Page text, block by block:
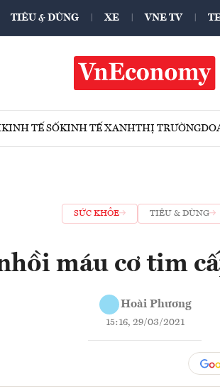
TIÊU & DÙNG XE VNE TV
KINH TẾ SỐKINH TẾ XANHTHỊ TRƯỜNG
SỨC KHỎE TIÊU & DÙNG
máu cơ tim
Hoài Phương
15:16, 29/03/2021